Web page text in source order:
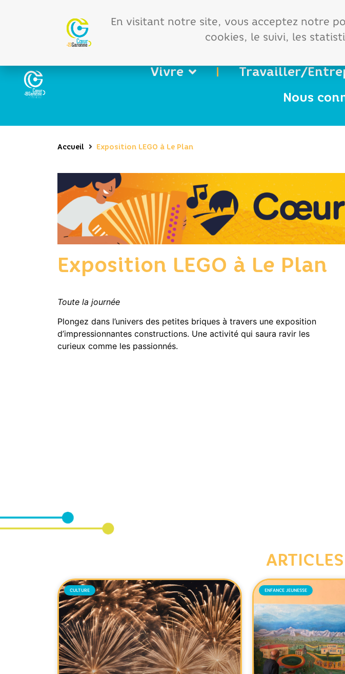
Vivre Travailler/
Nous
Accueil Exposition LEGO à Le Plan
Exposition LEGO à Le Plan
Toute la journée
Plongez dans l’univers des petites briques à travers une exposition
d’impressionnantes constructions. Une activité qui saura ravir les
curieux comme les passionnés.
ARTICLES
CULTURE ENFANCE JEUNESSE
En visitant notre site, vous acceptez notre
cookies, le suivi, les